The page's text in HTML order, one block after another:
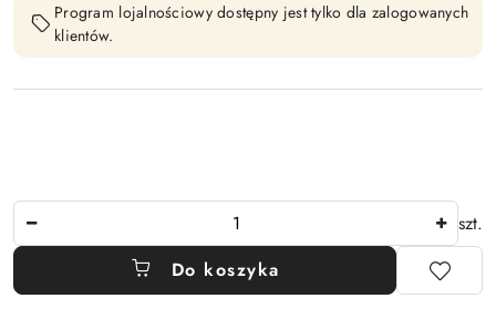
Program lojalnościowy dostępny jest tylko dla zalogowanych
klientów.
szt.
Do koszyka